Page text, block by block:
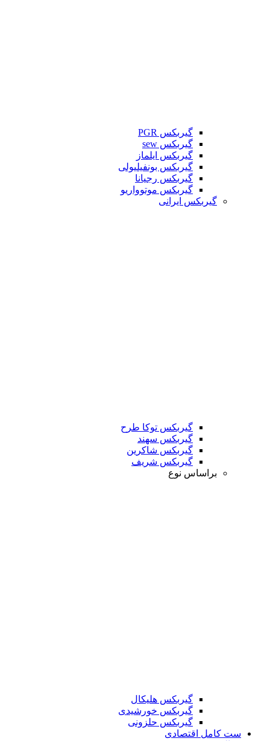
گیربکس PGR
گیربکس sew
گیربکس ایلماز
گیربکس بونفیلیولی
گیربکس رجیانا
گیربکس موتوواریو
گیربکس ایرانی
گیربکس توکا طرح
گیربکس سهند
گیربکس شاکرین
گیربکس شریف
براساس نوع
گیربکس هلیکال
گیربکس خورشیدی
گیربکس حلزونی
ست کامل اقتصادی